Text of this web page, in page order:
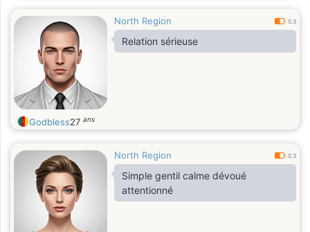
North Region 0.3
Relation sérieuse
Godbless27 ans
North Region 0.3
Simple gentil calme dévoué
attentionné